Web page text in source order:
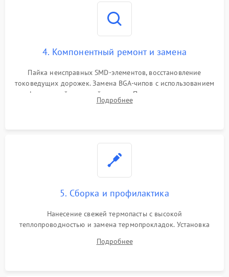
4. Компонентный ремонт и замена
Пайка неисправных SMD-элементов, восстановление
токоведущих дорожек. Замена BGA-чипов с использованием
инфракрасной паяльной станции. Прошивка микросхемы
BIOS или замена поврежденных портов USB
Подробнее
5. Сборка и профилактика
Нанесение свежей термопасты с высокой
теплопроводностью и замена термопрокладок. Установка
шлейфов, модулей памяти и накопителей. Предварительная
Подробнее